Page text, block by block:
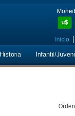
u$
Inicio
Historia Infantil/Juvenil